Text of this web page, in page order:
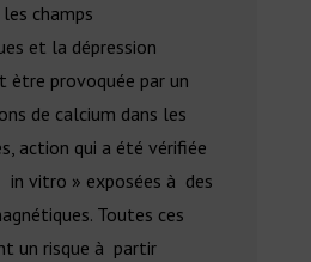
champs
et la dépression
ètre provoquée par un
de calcium dans les
action qui a été vérifiée
in vitro » exposées à des
Toutes ces
un risque à partir